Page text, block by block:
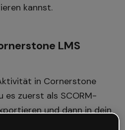
kannst.
LMS
in Cornerstone
es zuerst als SCORM-
und dann in dein